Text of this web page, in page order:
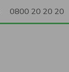
0800 20 20 20